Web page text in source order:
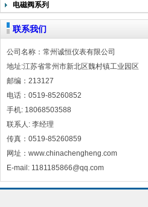
电磁阀系列
联系我们
公司名称：常州诚恒仪表有限公司
地址:江苏省常州市新北区魏村镇工业园区
邮编：213127
电话：0519-85260852
手机: 18068503588
联系人: 李经理
传真：0519-85260859
网址：www.chinachengheng.com
E-mail: 1181185866@qq.com